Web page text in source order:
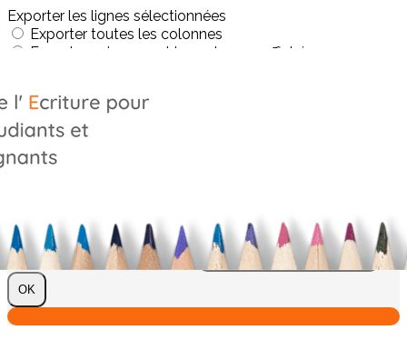
Exporter les lignes sélectionnées
Exporter toutes les colonnes
Exporter uniquement les colonnes affichées
?>
Images de la page d'accueil
Cliquez pour éditer
Cliquez pour éditer
Je m'abonne à la newsletter
OK